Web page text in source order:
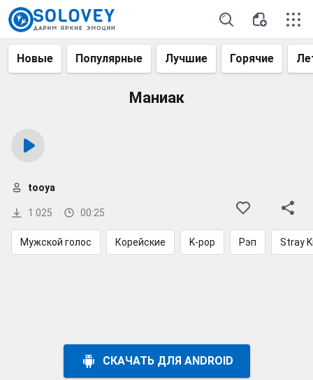
Новые Популярные Лучшие Горячие
Маниак
1 025 00:25
tooya
Мужской голос Корейские K-pop Рэп Stray
СКАЧАТЬ ДЛЯ ANDROID